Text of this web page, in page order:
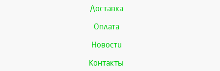
Доставка
Оплата
Новости
Контакты